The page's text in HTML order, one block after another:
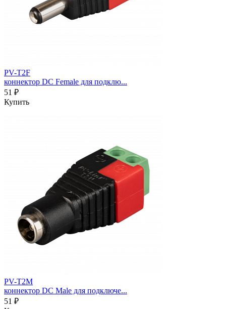
PV-T2F
коннектор DC Female для подклю...
51 ₽
Купить
PV-T2M
коннектор DC Male для подключе...
51 ₽